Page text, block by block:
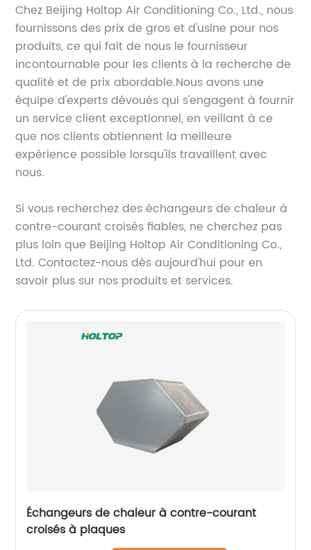
Chez Beijing Holtop Air Conditioning Co., Ltd., nous
fournissons des prix de gros et d'usine pour nos
produits, ce qui fait de nous le fournisseur
incontournable pour les clients à la recherche de
qualité et de prix abordable.Nous avons une
équipe d'experts dévoués qui s'engagent à fournir
un service client exceptionnel, en veillant à ce
que nos clients obtiennent la meilleure
expérience possible lorsqu'ils travaillent avec
nous.
Si vous recherchez des échangeurs de chaleur à
contre-courant croisés fiables, ne cherchez pas
plus loin que Beijing Holtop Air Conditioning Co.,
Ltd. Contactez-nous dès aujourd'hui pour en
savoir plus sur nos produits et services.
Échangeurs de chaleur à contre-courant
croisés à plaques